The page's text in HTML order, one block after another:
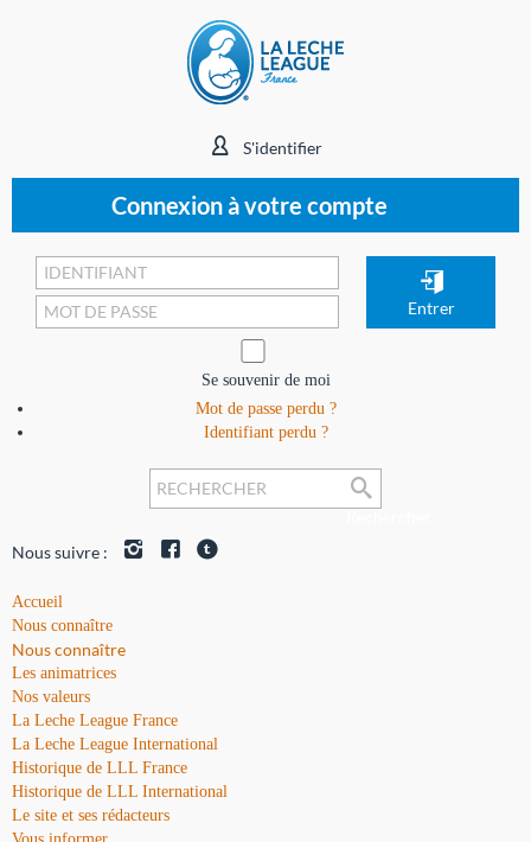
S'identifier
Connexion à votre compte
Se souvenir de moi
Mot de passe perdu ?
Identifiant perdu ?
Nous suivre :
Accueil
Nous connaître
Nous connaître
Les animatrices
Nos valeurs
La Leche League France
La Leche League International
Historique de LLL France
Historique de LLL International
Le site et ses rédacteurs